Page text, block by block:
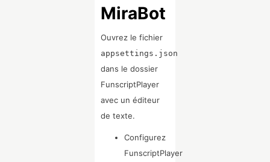
MiraBot
Ouvrez le fichier
appsettings.json
dans le dossier
FunscriptPlayer
avec un éditeur
de texte.
Configurez
FunscriptPlayer